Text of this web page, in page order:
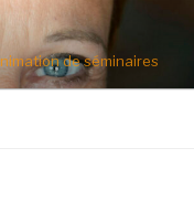
de séminaires